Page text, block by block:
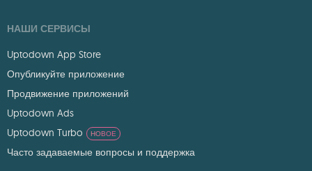
НАШИ СЕРВИСЫ
Uptodown App Store
Опубликуйте приложение
Продвижение приложений
Uptodown Ads
Uptodown Turbo
НОВОЕ
Часто задаваемые вопросы и поддержка